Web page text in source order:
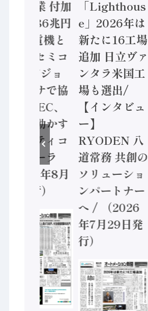
年製造業 付加
価値額86兆円
/ 三菱電機と
ソニーセミコ
ン AIビジョ
ンセンサで協
業 / IDEC、
安全に動かす
セーフティコ
ントローラ
（2026年8月
5日発行）
「Lighthous
e」2026年は
新たに16工場
追加 日立ヴァ
ンタラ米国工
場も選出/
【インタビュ
ー】
RYODEN 八
道常務 共創の
ソリューショ
ンパートナー
へ / （2026
年7月29日発
行）